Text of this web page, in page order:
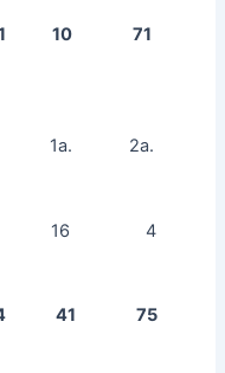
10 71
1a. 2a.
16 4
41 75